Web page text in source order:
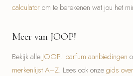
calculatorom te berekenen wat jou het
Meer van JOOP!
Bekijk alle JOOP! parfum aanbiedingen
merkenlijst A–Z. Lees ook onzegids